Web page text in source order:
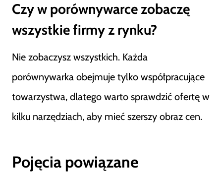
Czy w porównywarce zobaczę
wszystkie firmy z rynku?
Nie zobaczysz wszystkich. Każda
porównywarka obejmuje tylko współpracujące
towarzystwa, dlatego warto sprawdzić ofertę w
kilku narzędziach, aby mieć szerszy obraz cen.
Pojęcia powiązane